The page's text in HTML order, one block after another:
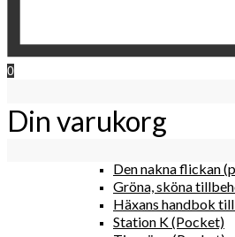
Hur du blir parisisk
Äldre och klokare
Häxans kokbok
Gud gav oss tio
Den lilla vingården
Happy me
Det lilla galleriet i
Den nakna flickan
Gröna, sköna
Häxans handbok
Station K (Pocket)
0
Din varukorg